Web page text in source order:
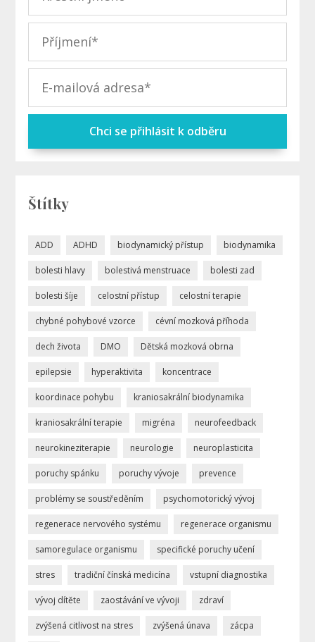
Chci se přihlásit k odběru
Štítky
ADD ADHD biodynamický přístup biodynamika
bolesti hlavy bolestivá menstruace bolesti zad
bolesti šíje celostní přístup celostní terapie
chybné pohybové vzorce cévní mozková příhoda
dech života DMO Dětská mozková obrna
epilepsie hyperaktivita koncentrace
koordinace pohybu kraniosakrální biodynamika
kraniosakrální terapie migréna neurofeedback
neurokineziterapie neurologie neuroplasticita
poruchy spánku poruchy vývoje prevence
problémy se soustředěním psychomotorický vývoj
regenerace nervového systému regenerace organismu
samoregulace organismu specifické poruchy učení
stres tradiční čínská medicína vstupní diagnostika
vývoj dítěte zaostávání ve vývoji zdraví
zvýšená citlivost na stres zvýšená únava zácpa